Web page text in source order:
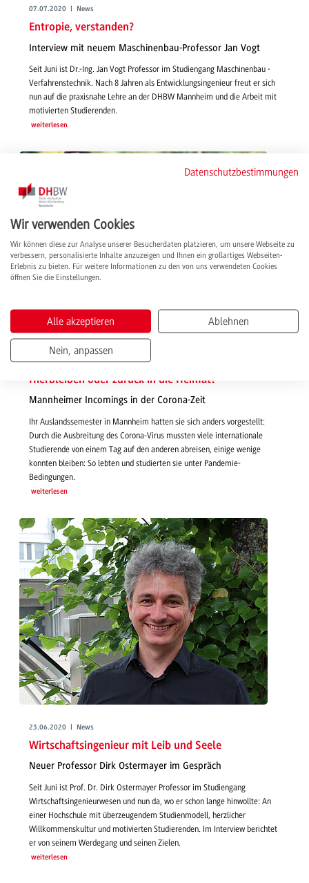
07.07.2020 | News
Entropie, verstanden?
Interview mit neuem Maschinenbau-Professor Jan Vogt
Seit Juni ist Dr.-Ing. Jan Vogt Professor im Studiengang Maschinenbau -
Verfahrenstechnik. Nach 8 Jahren als Entwicklungsingenieur freut er sich
nun auf die praxisnahe Lehre an der DHBW Mannheim und die Arbeit mit
motivierten Studierenden.
weiterlesen
26.06.2020 | News
Hierbleiben oder zurück in die Heimat?
Mannheimer Incomings in der Corona-Zeit
Ihr Auslandssemester in Mannheim hatten sie sich anders vorgestellt:
Durch die Ausbreitung des Corona-Virus mussten viele internationale
Studierende von einem Tag auf den anderen abreisen, einige wenige
konnten bleiben: So lebten und studierten sie unter Pandemie-
Bedingungen.
weiterlesen
23.06.2020 | News
Wirtschaftsingenieur mit Leib und Seele
Neuer Professor Dirk Ostermayer im Gespräch
Seit Juni ist Prof. Dr. Dirk Ostermayer Professor im Studiengang
Wirtschaftsingenieurwesen und nun da, wo er schon lange hinwollte: An
einer Hochschule mit überzeugendem Studienmodell, herzlicher
Willkommenskultur und motivierten Studierenden. Im Interview berichtet
er von seinem Werdegang und seinen Zielen.
weiterlesen
Datenschutzbestimmungen
Wir verwenden Cookies
Wir können diese zur Analyse unserer Besucherdaten platzieren, um unsere Webseite zu
verbessern, personalisierte Inhalte anzuzeigen und Ihnen ein großartiges Webseiten-
Erlebnis zu bieten. Für weitere Informationen zu den von uns verwendeten Cookies
öffnen Sie die Einstellungen.
Alle akzeptieren Ablehnen
Nein, anpassen